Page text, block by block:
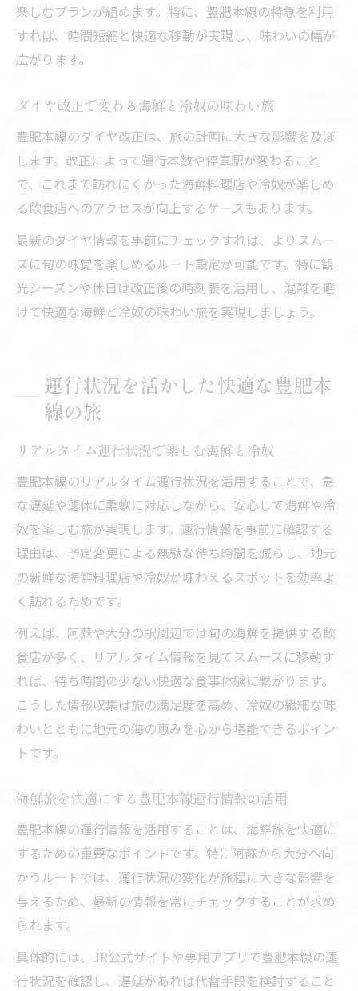
楽しむプランが組めます。特に、豊肥本線の特急を利用
すれば、時間短縮と快適な移動が実現し、味わいの幅が
広がります。
ダイヤ改正で変わる海鮮と冷奴の味わい旅
豊肥本線のダイヤ改正は、旅の計画に大きな影響を及ぼ
します。改正によって運行本数や停車駅が変わること
で、これまで訪れにくかった海鮮料理店や冷奴が楽しめ
る飲食店へのアクセスが向上するケースもあります。
最新のダイヤ情報を事前にチェックすれば、よりスムー
ズに旬の味覚を楽しめるルート設定が可能です。特に観
光シーズンや休日は改正後の時刻表を活用し、混雑を避
けて快適な海鮮と冷奴の味わい旅を実現しましょう。
運行状況を活かした快適な豊肥本
線の旅
リアルタイム運行状況で楽しむ海鮮と冷奴
豊肥本線のリアルタイム運行状況を活用することで、急
な遅延や運休に柔軟に対応しながら、安心して海鮮や冷
奴を楽しむ旅が実現します。運行情報を事前に確認する
理由は、予定変更による無駄な待ち時間を減らし、地元
の新鮮な海鮮料理店や冷奴が味わえるスポットを効率よ
く訪れるためです。
例えば、阿蘇や大分の駅周辺では旬の海鮮を提供する飲
食店が多く、リアルタイム情報を見てスムーズに移動す
れば、待ち時間の少ない快適な食事体験に繋がります。
こうした情報収集は旅の満足度を高め、冷奴の繊細な味
わいとともに地元の海の恵みを心から堪能できるポイン
トです。
海鮮旅を快適にする豊肥本線運行情報の活用
豊肥本線の運行情報を活用することは、海鮮旅を快適に
するための重要なポイントです。特に阿蘇から大分へ向
かうルートでは、運行状況の変化が旅程に大きな影響を
与えるため、最新の情報を常にチェックすることが求め
られます。
具体的には、JR公式サイトや専用アプリで豊肥本線の運
行状況を確認し、遅延があれば代替手段を検討すること